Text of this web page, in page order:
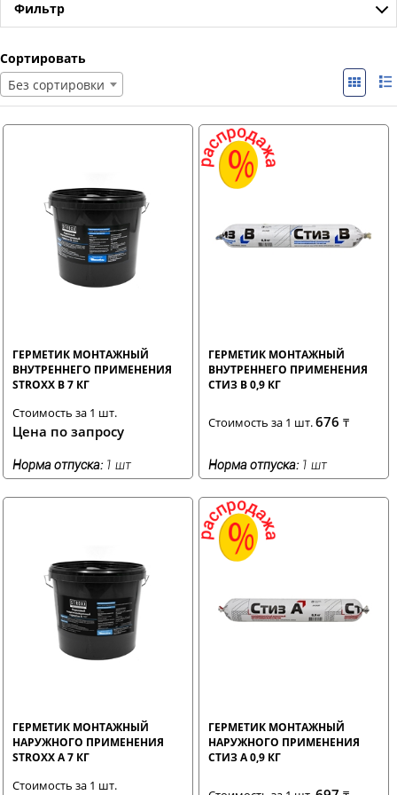
Фильтр
Сортировать
Без сортировки
ГЕРМЕТИК МОНТАЖНЫЙ
ВНУТРЕННЕГО ПРИМЕНЕНИЯ
STROXX В 7 КГ
Стоимость за 1 шт.
Цена по запросу
Норма отпуска: 1 шт
ГЕРМЕТИК МОНТАЖНЫЙ
ВНУТРЕННЕГО ПРИМЕНЕНИЯ
СТИЗ В 0,9 КГ
Стоимость за 1 шт.676₸
Норма отпуска: 1 шт
ГЕРМЕТИК МОНТАЖНЫЙ
НАРУЖНОГО ПРИМЕНЕНИЯ
STROXX А 7 КГ
Стоимость за 1 шт.
ГЕРМЕТИК МОНТАЖНЫЙ
НАРУЖНОГО ПРИМЕНЕНИЯ
СТИЗ А 0,9 КГ